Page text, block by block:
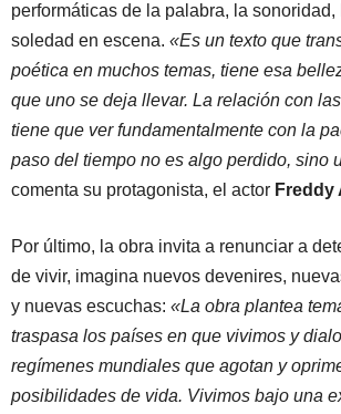
performáticas de la palabra, la sonoridad,
soledad en escena. «Es un texto que
poética en muchos temas, tiene esa
que uno se deja llevar. La relación con
tiene que ver fundamentalmente con la
paso del tiempo no es algo perdido, sino
comenta su protagonista, el actor Freddy
Por último, la obra invita a renunciar a
de vivir, imagina nuevos devenires,
y nuevas escuchas: «La obra plantea
traspasa los países en que vivimos y
regímenes mundiales que agotan y
posibilidades de vida. Vivimos bajo una